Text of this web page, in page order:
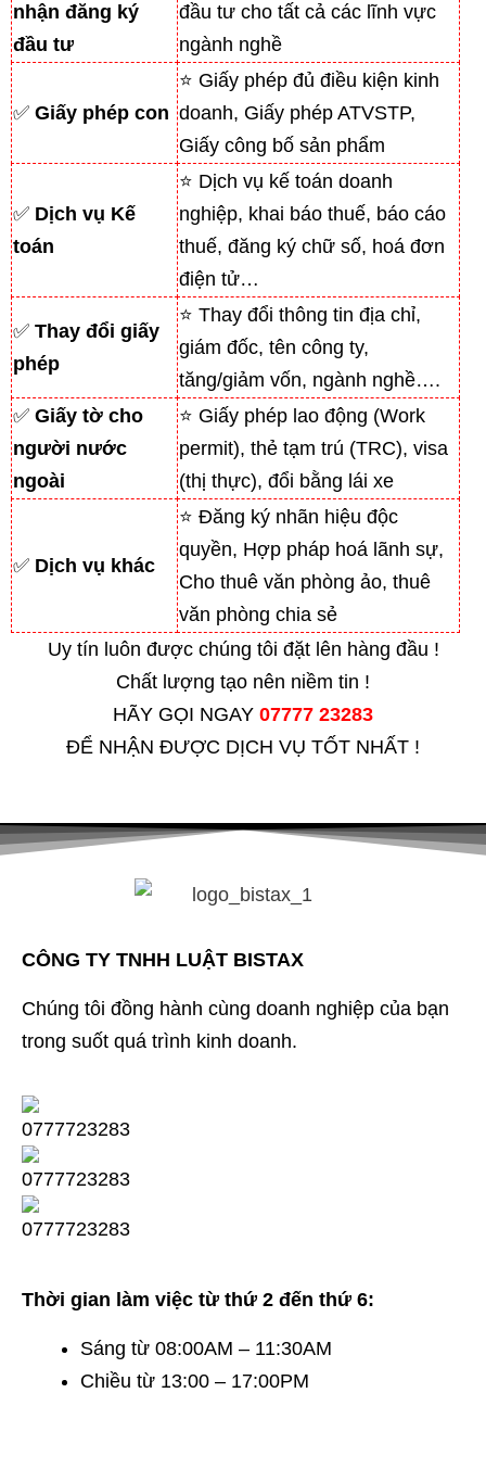
nhận đăng ký
đầu tư
đầu tư cho tất cả các lĩnh vực
ngành nghề
✅ Giấy phép con
⭐ Giấy phép đủ điều kiện kinh
doanh, Giấy phép ATVSTP,
Giấy công bố sản phẩm
✅ Dịch vụ Kế
toán
⭐ Dịch vụ kế toán doanh
nghiệp, khai báo thuế, báo cáo
thuế, đăng ký chữ số, hoá đơn
điện tử…
✅ Thay đổi giấy
phép
⭐ Thay đổi thông tin địa chỉ,
giám đốc, tên công ty,
tăng/giảm vốn, ngành nghề….
✅ Giấy tờ cho
người nước
ngoài
⭐ Giấy phép lao động (Work
permit), thẻ tạm trú (TRC), visa
(thị thực), đổi bằng lái xe
✅ Dịch vụ khác
⭐ Đăng ký nhãn hiệu độc
quyền, Hợp pháp hoá lãnh sự,
Cho thuê văn phòng ảo, thuê
văn phòng chia sẻ
Uy tín luôn được chúng tôi đặt lên hàng đầu !
Chất lượng tạo nên niềm tin !
HÃY GỌI NGAY 07777 23283
ĐỂ NHẬN ĐƯỢC DỊCH VỤ TỐT NHẤT !
CÔNG TY TNHH LUẬT BISTAX
Chúng tôi đồng hành cùng doanh nghiệp của bạn
trong suốt quá trình kinh doanh.
Thời gian làm việc từ thứ 2 đến thứ 6:
Sáng từ 08:00AM – 11:30AM
Chiều từ 13:00 – 17:00PM